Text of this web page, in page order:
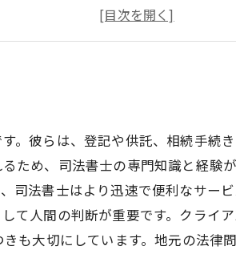
遺言作成のための必要書類と準備
正証書遺言作成時の注意点
。彼らは、登記や供託、相続手続
ため、司法書士の専門知識と経験
司法書士はより迅速で便利なサー
て人間の判断が重要です。クライ
も大切にしています。地元の法律